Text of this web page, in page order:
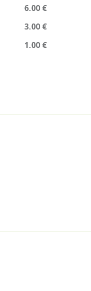
6.00 €
3.00 €
1.00 €